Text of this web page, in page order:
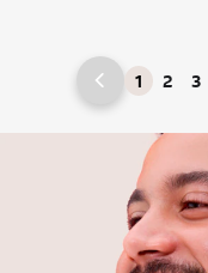
1 2 3